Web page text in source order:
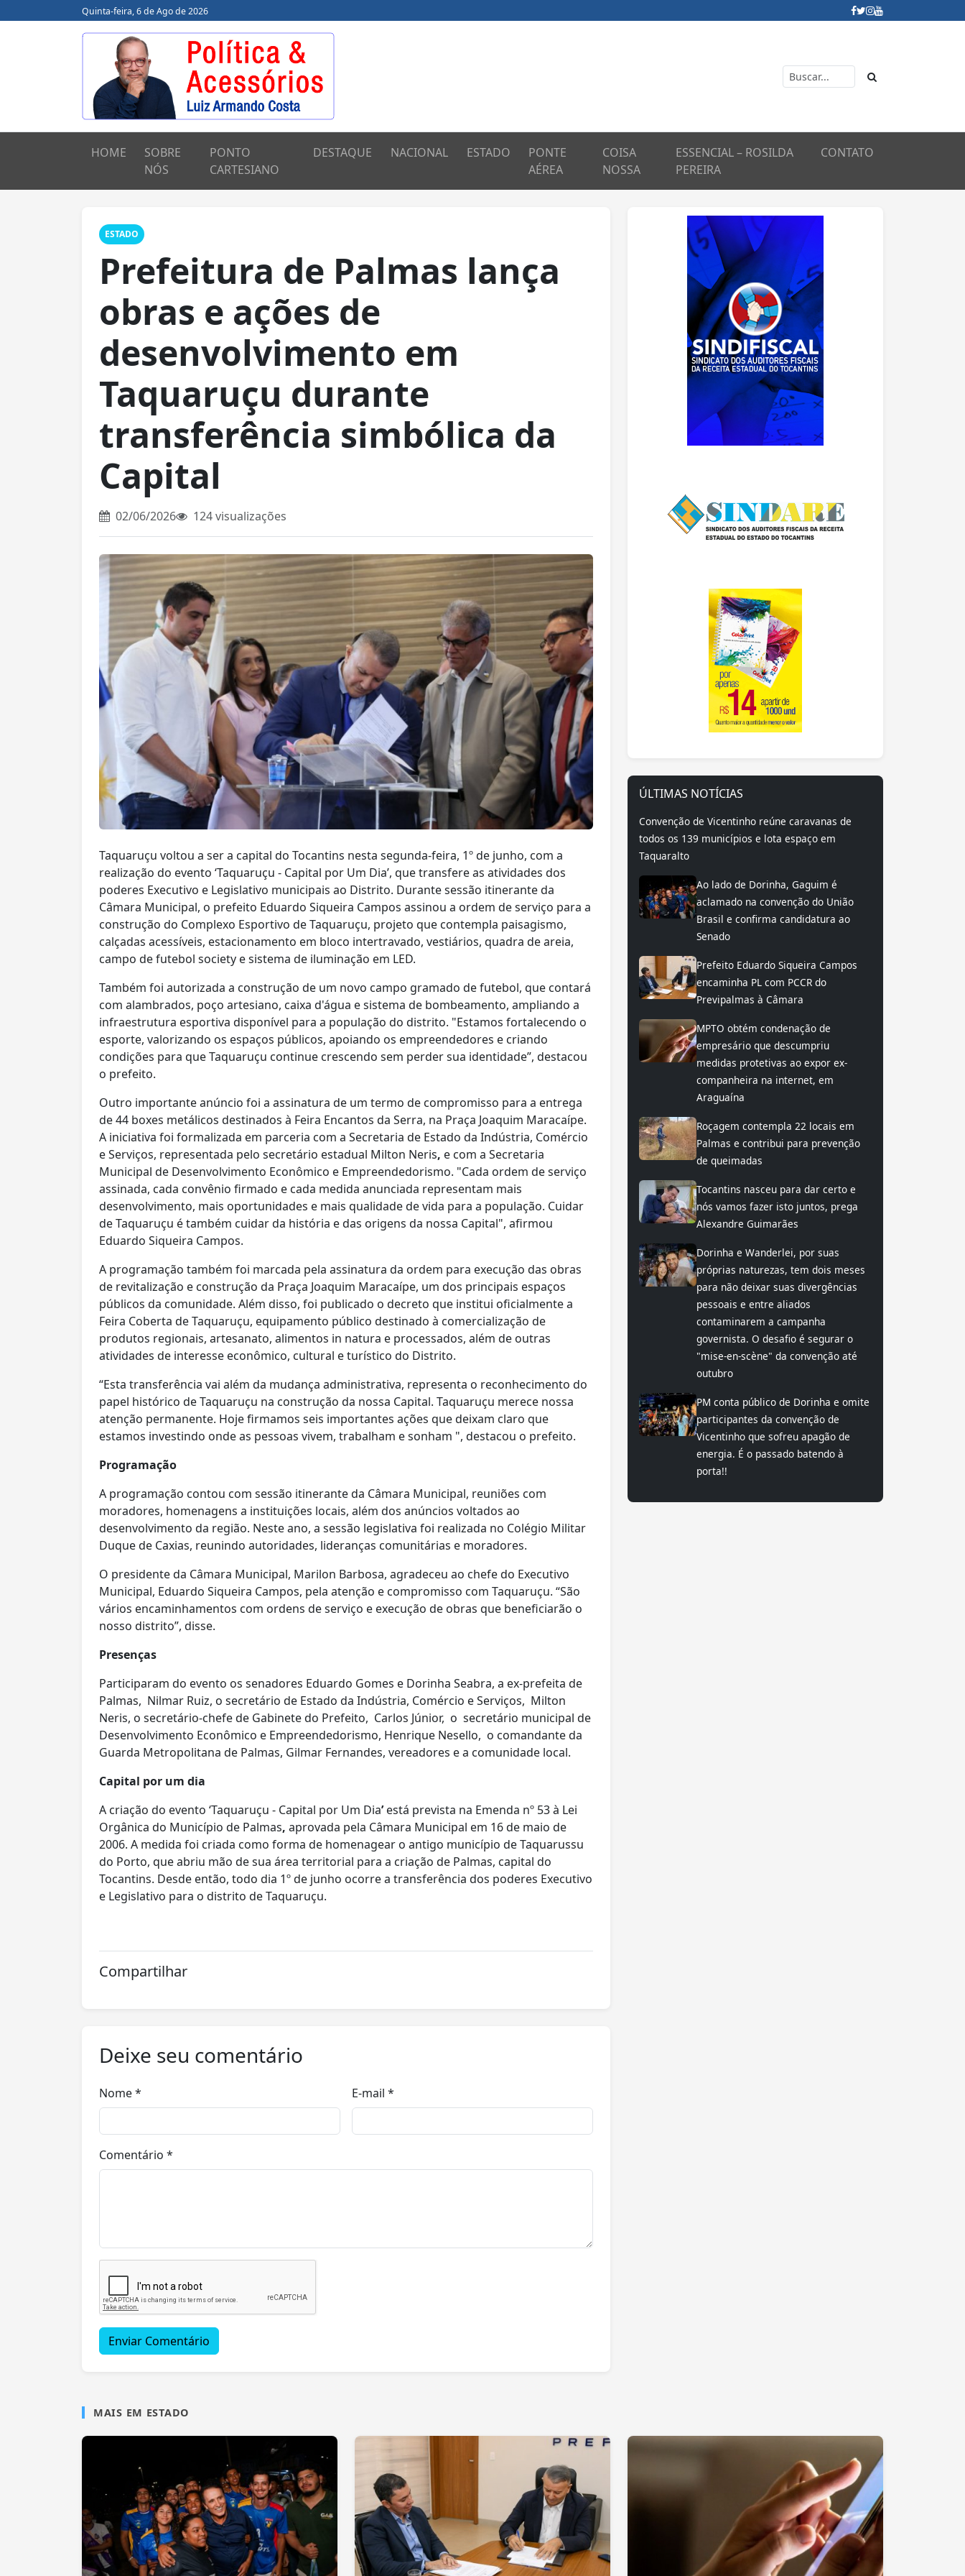
Quinta-feira, 6 de Ago de 2026
HOME
SOBRE
NÓS
PONTO
CARTESIANO
DESTAQUE NACIONAL ESTADO
PONTE
AÉREA
COISA
NOSSA
ESSENCIAL – ROSILDA
PEREIRA
CONTATO
ESTADO
Prefeitura de Palmas lança
obras e ações de
desenvolvimento em
Taquaruçu durante
transferência simbólica da
Capital
02/06/2026 124 visualizações
Taquaruçu voltou a ser a capital do Tocantins nesta segunda-feira, 1º de junho, com a
realização do evento ‘Taquaruçu - Capital por Um Dia’, que transfere as atividades dos
poderes Executivo e Legislativo municipais ao Distrito. Durante sessão itinerante da
Câmara Municipal, o prefeito Eduardo Siqueira Campos assinou a ordem de serviço para a
construção do Complexo Esportivo de Taquaruçu, projeto que contempla paisagismo,
calçadas acessíveis, estacionamento em bloco intertravado, vestiários, quadra de areia,
campo de futebol society e sistema de iluminação em LED.
Também foi autorizada a construção de um novo campo gramado de futebol, que contará
com alambrados, poço artesiano, caixa d'água e sistema de bombeamento, ampliando a
infraestrutura esportiva disponível para a população do distrito. "Estamos fortalecendo o
esporte, valorizando os espaços públicos, apoiando os empreendedores e criando
condições para que Taquaruçu continue crescendo sem perder sua identidade”, destacou
o prefeito.
Outro importante anúncio foi a assinatura de um termo de compromisso para a entrega
de 44 boxes metálicos destinados à Feira Encantos da Serra, na Praça Joaquim Maracaípe.
A iniciativa foi formalizada em parceria com a Secretaria de Estado da Indústria, Comércio
e Serviços, representada pelo secretário estadual Milton Neris, e com a Secretaria
Municipal de Desenvolvimento Econômico e Empreendedorismo. "Cada ordem de serviço
assinada, cada convênio firmado e cada medida anunciada representam mais
desenvolvimento, mais oportunidades e mais qualidade de vida para a população. Cuidar
de Taquaruçu é também cuidar da história e das origens da nossa Capital", afirmou
Eduardo Siqueira Campos.
A programação também foi marcada pela assinatura da ordem para execução das obras
de revitalização e construção da Praça Joaquim Maracaípe, um dos principais espaços
públicos da comunidade. Além disso, foi publicado o decreto que institui oficialmente a
Feira Coberta de Taquaruçu, equipamento público destinado à comercialização de
produtos regionais, artesanato, alimentos in natura e processados, além de outras
atividades de interesse econômico, cultural e turístico do Distrito.
“Esta transferência vai além da mudança administrativa, representa o reconhecimento do
papel histórico de Taquaruçu na construção da nossa Capital. Taquaruçu merece nossa
atenção permanente. Hoje firmamos seis importantes ações que deixam claro que
estamos investindo onde as pessoas vivem, trabalham e sonham ", destacou o prefeito.
Programação
A programação contou com sessão itinerante da Câmara Municipal, reuniões com
moradores, homenagens a instituições locais, além dos anúncios voltados ao
desenvolvimento da região. Neste ano, a sessão legislativa foi realizada no Colégio Militar
Duque de Caxias, reunindo autoridades, lideranças comunitárias e moradores.
O presidente da Câmara Municipal, Marilon Barbosa, agradeceu ao chefe do Executivo
Municipal, Eduardo Siqueira Campos, pela atenção e compromisso com Taquaruçu. “São
vários encaminhamentos com ordens de serviço e execução de obras que beneficiarão o
nosso distrito”, disse.
Presenças
Participaram do evento os senadores Eduardo Gomes e Dorinha Seabra, a ex-prefeita de
Palmas, Nilmar Ruiz, o secretário de Estado da Indústria, Comércio e Serviços, Milton
Neris, o secretário-chefe de Gabinete do Prefeito, Carlos Júnior, o secretário municipal de
Desenvolvimento Econômico e Empreendedorismo, Henrique Nesello, o comandante da
Guarda Metropolitana de Palmas, Gilmar Fernandes, vereadores e a comunidade local.
Capital por um dia
A criação do evento ‘Taquaruçu - Capital por Um Dia’está prevista na Emenda nº 53 à Lei
Orgânica do Município de Palmas, aprovada pela Câmara Municipal em 16 de maio de
2006. A medida foi criada como forma de homenagear o antigo município de Taquarussu
do Porto, que abriu mão de sua área territorial para a criação de Palmas, capital do
Tocantins. Desde então, todo dia 1º de junho ocorre a transferência dos poderes Executivo
e Legislativo para o distrito de Taquaruçu.
Compartilhar
Deixe seu comentário
Nome * E-mail *
Comentário *
Enviar Comentário
ÚLTIMAS NOTÍCIAS
Convenção de Vicentinho reúne caravanas de
todos os 139 municípios e lota espaço em
Taquaralto
Ao lado de Dorinha, Gaguim é
aclamado na convenção do União
Brasil e confirma candidatura ao
Senado
Prefeito Eduardo Siqueira Campos
encaminha PL com PCCR do
Previpalmas à Câmara
MPTO obtém condenação de
empresário que descumpriu
medidas protetivas ao expor ex-
companheira na internet, em
Araguaína
Roçagem contempla 22 locais em
Palmas e contribui para prevenção
de queimadas
Tocantins nasceu para dar certo e
nós vamos fazer isto juntos, prega
Alexandre Guimarães
Dorinha e Wanderlei, por suas
próprias naturezas, tem dois meses
para não deixar suas divergências
pessoais e entre aliados
contaminarem a campanha
governista. O desafio é segurar o
"mise-en-scène" da convenção até
outubro
PM conta público de Dorinha e omite
participantes da convenção de
Vicentinho que sofreu apagão de
energia. É o passado batendo à
porta!!
MAIS EM ESTADO